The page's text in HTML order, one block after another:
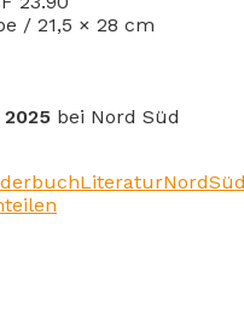
/ 21,5 × 28 cm
bei Nord Süd
Literatur
teilen